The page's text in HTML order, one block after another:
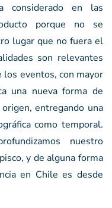
considerado en las
porque no se
lugar que no fuera el
son relevantes
los eventos, con mayor
una nueva forma de
entregando una
como temporal.
nuestro
y de alguna forma
en Chile es desde